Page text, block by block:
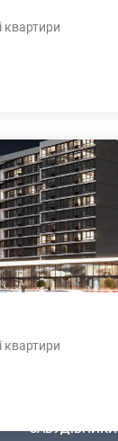
квартири
квартири
ЗАБУДІВНИКИ